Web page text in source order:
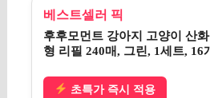
베스트셀러 픽
후후모먼트 강아지 고양이 산
형 리필 240매, 그린, 1세트, 16
초특가 즉시 적용